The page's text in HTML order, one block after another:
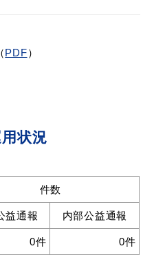
PDF）
状況
件数
益通報 内部公益通報
0件 0件